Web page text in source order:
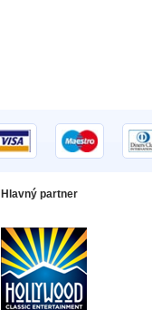
Hlavný partner